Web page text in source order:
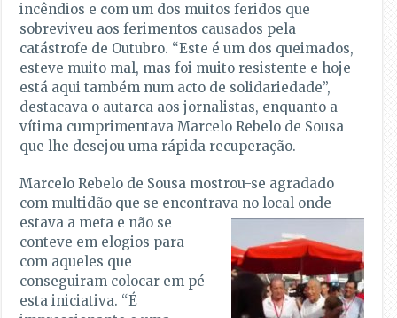
incêndios e com um dos muitos feridos que
sobreviveu aos ferimentos causados pela
catástrofe de Outubro. “Este é um dos queimados,
esteve muito mal, mas foi muito resistente e hoje
está aqui também num acto de solidariedade”,
destacava o autarca aos jornalistas, enquanto a
vítima cumprimentava Marcelo Rebelo de Sousa
que lhe desejou uma rápida recuperação.
Marcelo Rebelo de Sousa mostrou-se agradado
com multidão que se encontrava no local onde
estava a meta e não se
conteve em elogios para
com aqueles que
conseguiram colocar em pé
esta iniciativa. “É